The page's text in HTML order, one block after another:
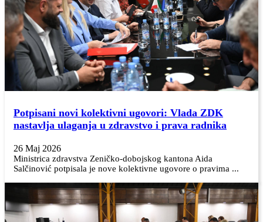
Potpisani novi kolektivni ugovori: Vlada ZDK
nastavlja ulaganja u zdravstvo i prava radnika
26 Maj 2026
Ministrica zdravstva Zeničko-dobojskog kantona Aida
Salčinović potpisala je nove kolektivne ugovore o pravima ...